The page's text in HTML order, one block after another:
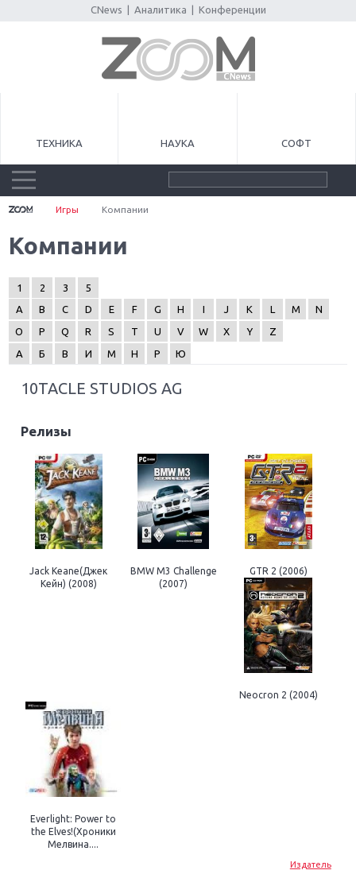
CNews Аналитика Конференции
ТЕХНИКА НАУКА СОФТ
Игры Компании
Компании
1 2 3
5
A
B C D E F G H I J K L M
N
O
P Q R S T U V W X Y
Z
А
Б В И М Н Р Ю
10TACLE STUDIOS AG
Релизы
Jack Keane(Джек
Кейн) (2008)
BMW M3 Challenge
(2007)
GTR 2 (2006)
Neocron 2 (2004)
Everlight: Power to
the Elves!(Хроники
Мелвина....
Издатель